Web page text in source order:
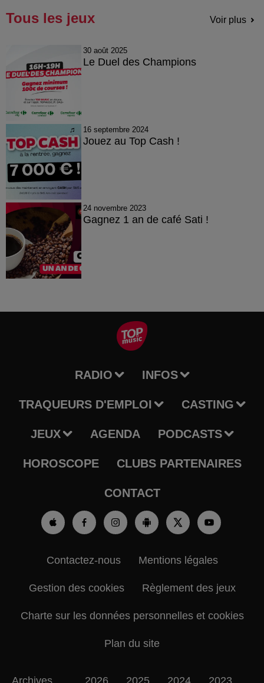
Tous les jeux Voir plus
30 août 2025
Le Duel des Champions
16 septembre 2024
Jouez au Top Cash !
24 novembre 2023
Gagnez 1 an de café Sati !
RADIO INFOS
TRAQUEURS D'EMPLOI CASTING
JEUX AGENDA PODCASTS
HOROSCOPE CLUBS PARTENAIRES
CONTACT
Contactez-nous Mentions légales
Gestion des cookies Règlement des jeux
Charte sur les données personnelles et cookies
Plan du site
Archives 2026 2025 2024 2023